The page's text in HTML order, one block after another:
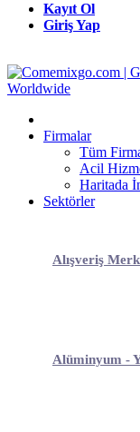
Kayıt Ol
Giriş Yap
Firmalar
Tüm
Acil
Haritada
Sektörler
Alışveriş
Alüminyum -